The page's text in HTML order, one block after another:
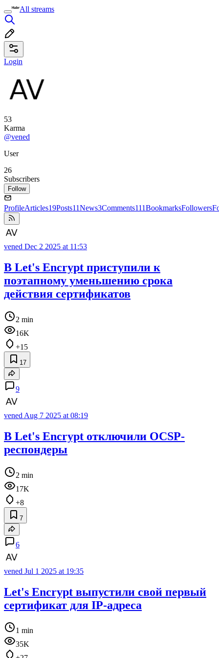
All streams
Login
53
Karma
@vened
User
26
Subscribers
Follow
ProfileArticles19Posts11News3Comments111BookmarksFollowers
vened Dec 2 2025 at 11:53
В Let's Encrypt приступили к
поэтапному уменьшению срока
действия сертификатов
2 min
16K
+15
17
9
vened Aug 7 2025 at 08:19
В Let's Encrypt отключили OCSP-
респондеры
2 min
17K
+8
7
6
vened Jul 1 2025 at 19:35
Let's Encrypt выпустили свой первый
сертификат для IP-адреса
1 min
35K